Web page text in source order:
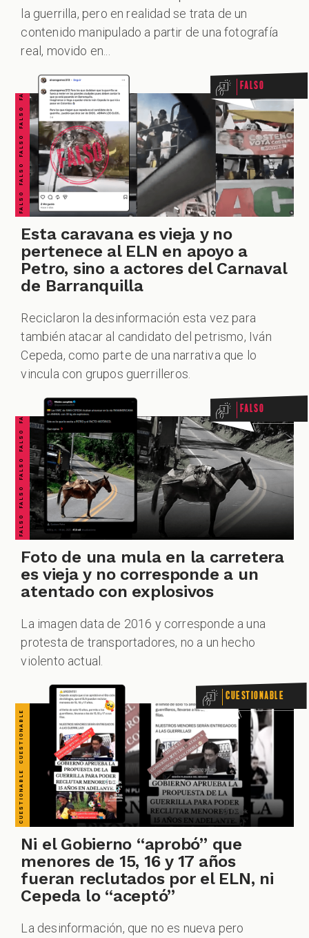
la guerrilla, pero en realidad se trata de un
contenido manipulado a partir de una fotografía
real, movido en...
FALSO FALSO FALSO FALSO FALSO FALSO FALSO Falso
Esta caravana es vieja y no
pertenece al ELN en apoyo a
Petro, sino a actores del Carnaval
de Barranquilla
Reciclaron la desinformación esta vez para
también atacar al candidato del petrismo, Iván
Cepeda, como parte de una narrativa que lo
vincula con grupos guerrilleros.
FALSO FALSO FALSO FALSO FALSO FALSO FALSO Falso
Foto de una mula en la carretera
es vieja y no corresponde a un
atentado con explosivos
La imagen data de 2016 y corresponde a una
protesta de transportadores, no a un hecho
violento actual.
CUESTIONABLE CUESTIONABLE CUESTIONABLE CUESTIONABLE CUESTIONABLE CUESTIONABLE CUESTIONABLE Cuestionable
Ni el Gobierno “aprobó” que
menores de 15, 16 y 17 años
fueran reclutados por el ELN, ni
Cepeda lo “aceptó”
La desinformación, que no es nueva pero